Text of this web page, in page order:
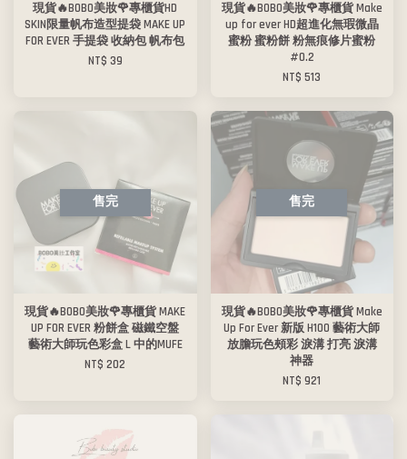
現貨🔥BOBO美妝🌹專櫃貨HD
SKIN限量帆布造型提袋 MAKE UP
FOR EVER 手提袋 收納包 帆布包
NT$ 39
現貨🔥BOBO美妝🌹專櫃貨 Make
up for ever HD超進化無瑕微晶
蜜粉 蜜粉餅 粉無痕修片蜜粉
#0.2
NT$ 513
售完
現貨🔥BOBO美妝🌹專櫃貨 MAKE
UP FOR EVER 粉餅盒 磁鐵空盤
藝術大師玩色彩盒 L 中的MUFE
NT$ 202
售完
現貨🔥BOBO美妝🌹專櫃貨 Make
Up For Ever 新版 H100 藝術大師
放膽玩色頰彩 淚溝 打亮 淚溝
神器
NT$ 921